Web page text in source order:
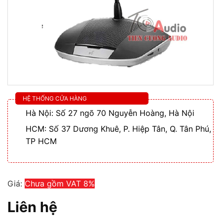
HỆ THỐNG CỬA HÀNG
Hà Nội: Số 27 ngõ 70 Nguyễn Hoàng, Hà Nội
HCM: Số 37 Dương Khuê, P. Hiệp Tân, Q. Tân Phú,
TP HCM
Giá: Chưa gồm VAT 8%
Liên hệ